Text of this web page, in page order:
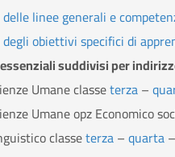
linee generali e
obiettivi specifici di
suddivisi per
Umane classeterza–
Umane opz Economico
classeterza–quarta–